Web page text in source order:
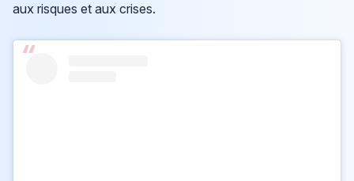
aux risques et aux crises.